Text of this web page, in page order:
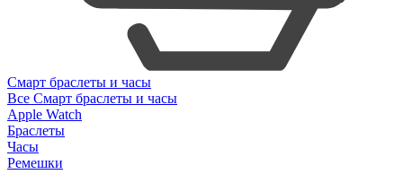
Смарт браслеты и часы
Все Смарт браслеты и часы
Apple Watch
Браслеты
Часы
Ремешки